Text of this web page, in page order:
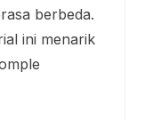
berbeda.
ini menarik